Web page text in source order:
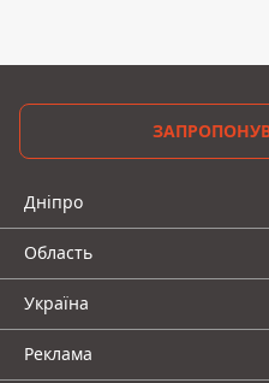
Дніпро
Область
Україна
Реклама